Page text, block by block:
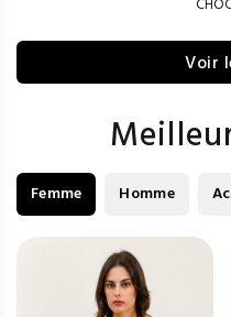
Voir
Femme Homme